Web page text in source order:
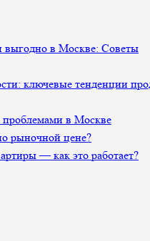
выгодно в Москве: Советы
ключевые тенденции
проблемами в Москве
рыночной цене?
— как это работает?